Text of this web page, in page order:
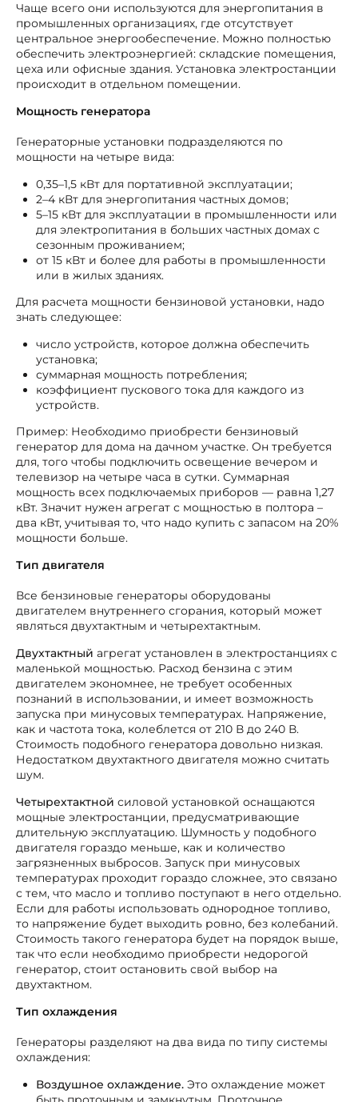
Чаще всего они используются для энергопитания в
промышленных организациях, где отсутствует
центральное энергообеспечение. Можно полностью
обеспечить электроэнергией: складские помещения,
цеха или офисные здания. Установка электростанции
происходит в отдельном помещении.
Мощность генератора
Генераторные установки подразделяются по
мощности на четыре вида:
0,35–1,5 кВт для портативной эксплуатации;
2–4 кВт для энергопитания частных домов;
5–15 кВт для эксплуатации в промышленности или
для электропитания в больших частных домах с
сезонным проживанием;
от 15 кВт и более для работы в промышленности
или в жилых зданиях.
Для расчета мощности бензиновой установки, надо
знать следующее:
число устройств, которое должна обеспечить
установка;
суммарная мощность потребления;
коэффициент пускового тока для каждого из
устройств.
Пример: Необходимо приобрести бензиновый
генератор для дома на дачном участке. Он требуется
для, того чтобы подключить освещение вечером и
телевизор на четыре часа в сутки. Суммарная
мощность всех подключаемых приборов — равна 1,27
кВт. Значит нужен агрегат с мощностью в полтора –
два кВт, учитывая то, что надо купить с запасом на 20%
мощности больше.
Тип двигателя
Все бензиновые генераторы оборудованы
двигателем внутреннего сгорания, который может
являться двухтактным и четырехтактным.
Двухтактный агрегат установлен в электростанциях с
маленькой мощностью. Расход бензина с этим
двигателем экономнее, не требует особенных
познаний в использовании, и имеет возможность
запуска при минусовых температурах. Напряжение,
как и частота тока, колеблется от 210 В до 240 В.
Стоимость подобного генератора довольно низкая.
Недостатком двухтактного двигателя можно считать
шум.
Четырехтактной силовой установкой оснащаются
мощные электростанции, предусматривающие
длительную эксплуатацию. Шумность у подобного
двигателя гораздо меньше, как и количество
загрязненных выбросов. Запуск при минусовых
температурах проходит гораздо сложнее, это связано
с тем, что масло и топливо поступают в него отдельно.
Если для работы использовать однородное топливо,
то напряжение будет выходить ровно, без колебаний.
Стоимость такого генератора будет на порядок выше,
так что если необходимо приобрести недорогой
генератор, стоит остановить свой выбор на
двухтактном.
Тип охлаждения
Генераторы разделяют на два вида по типу системы
охлаждения:
Воздушное охлаждение. Это охлаждение может